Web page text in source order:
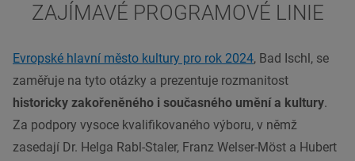
ZAJÍMAVÉ PROGRAMOVÉ LINIE
Evropské hlavní město kultury pro rok 2024, Bad Ischl, se
zaměřuje na tyto otázky a prezentuje rozmanitost
historicky zakořeněného i současného umění a kultury.
Za podpory vysoce kvalifikovaného výboru, v němž
zasedají Dr. Helga Rabl-Staler, Franz Welser-Möst a Hubert